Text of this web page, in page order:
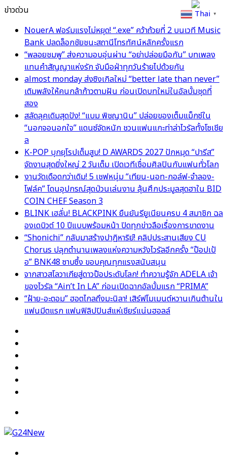
ข่าวด่วน
NouerA ฟอร์มแรงไม่หยุด! “.exe” คว้าถ้วยที่ 2 บนเวที Music
Bank ปลดล็อกชัยชนะสถานีโทรทัศน์หลักครั้งแรก
“พลอยชมพู” ส่งความอบอุ่นผ่าน “อย่าปล่อยมือกัน” บทเพลง
แทนคำสัญญาแห่งรัก จับมือฝ่าทุกวันร้ายไปด้วยกัน
almost monday ส่งซิงเกิลใหม่ “better late than never”
เติมพลังให้คนกล้าก้าวตามฝัน ก่อนเปิดบทใหม่ในอัลบั้มชุดที่
สอง
สลัดลุคเดิมสุดปัง! “แบม พิชญานิน” ปล่อยของเต็มแม็กซ์ใน
“นอกจอนอกใจ” แดนซ์จัดหนัก ชวนแฟนแกะท่าล่าไวรัลทั้งโซเชีย
ล
K-POP บุกยุโรปเต็มสูบ! D AWARDS 2027 ปักหมุด “ปารีส”
จัดงานสุดยิ่งใหญ่ 2 วันเต็ม เปิดเวทีเชื่อมศิลปินกับแฟนทั่วโลก
งานวัดเดือดกว่าเดิม! 5 เชฟหนุ่ม “เทียน-นอท-กอล์ฟ-จำลอง-
โฟล์ค” โดนอุปกรณ์สุดป่วนเล่นงาน ลุ้นศึกประมูลสุดฮาใน BID
COIN CHEF Season 3
BLINK เฮลั่น! BLACKPINK ยืนยันรียูเนียนครบ 4 สมาชิก ฉล
องเดบิวต์ 10 ปีแบบพร้อมหน้า ปิดทุกข่าวลือเรื่องการขาดงาน
“Shonichi” กลับมาสร้างปาฏิหาริย์! คลิปประสานเสียง CU
Chorus ปลุกตำนานเพลงแห่งความหวังไวรัลอีกครั้ง “ป๊อปเป้
อ” BNK48 ซาบซึ้ง ขอบคุณทุกแรงสนับสนุน
จากสาวสโลวาเกียสู่ดาวป๊อประดับโลก! ทำความรู้จัก ADELA เจ้า
ของไวรัล “Ain’t In LA” ก่อนเปิดฉากอัลบั้มแรก “PRIMA”
“ฝ้าย-อะตอม” ฮอตไกลถึงมะนิลา! เสิร์ฟโมเมนต์หวานเกินต้านใน
แฟนมีตแรก แฟนฟิลิปปินส์แห่เชียร์แน่นฮอลล์
Thai ▼